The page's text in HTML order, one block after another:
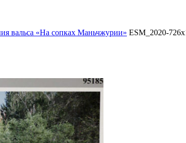
вальса «На сопках Маньчжурии» ESM_2020-